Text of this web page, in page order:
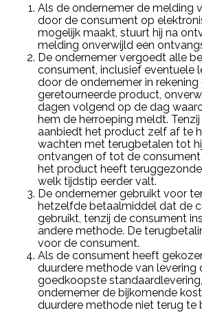
Als de ondernemer de melding
door de consument op
mogelijk maakt, stuurt hij na
melding onverwijld een
De ondernemer vergoedt alle
consument, inclusief eventuele
door de ondernemer in
geretourneerde product,
dagen volgend op de dag
hem de herroeping meldt.
aanbiedt het product zelf af te
wachten met terugbetalen tot
ontvangen of tot de
het product heeft
welk tijdstip eerder valt.
De ondernemer gebruikt voor
hetzelfde betaalmiddel dat de
gebruikt, tenzij de consument
andere methode. De
voor de consument.
Als de consument heeft
duurdere methode van levering
goedkoopste
ondernemer de bijkomende
duurdere methode niet terug te